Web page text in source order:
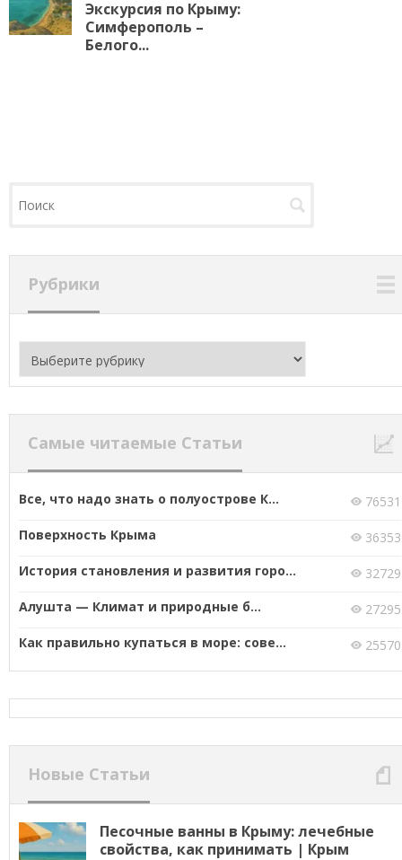
Экскурсия по Крыму:
Симферополь –
Белого...
Рубрики
Рубрики
Самые читаемые Статьи
Все, что надо знать о полуострове К...
76531
Поверхность Крыма
36353
История становления и развития горо...
32729
Алушта — Климат и природные б...
27295
Как правильно купаться в море: сове...
25570
Новые Статьи
Песочные ванны в Крыму: лечебные
свойства, как принимать | Крым